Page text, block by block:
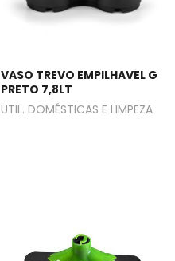
VASO TREVO EMPILHAVEL G
PRETO 7,8LT
UTIL. DOMÉSTICAS E LIMPEZA